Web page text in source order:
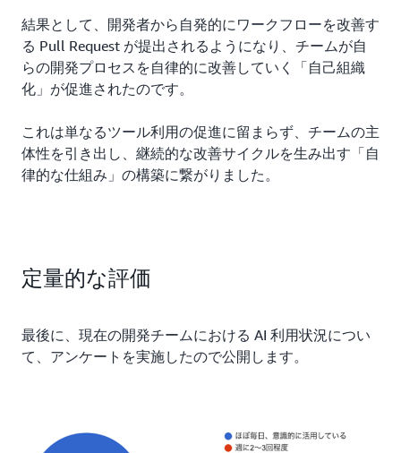
結果として、開発者から自発的にワークフローを改善す
る Pull Request が提出されるようになり、チームが自
らの開発プロセスを自律的に改善していく「自己組織
化」が促進されたのです。
これは単なるツール利用の促進に留まらず、チームの主
体性を引き出し、継続的な改善サイクルを生み出す「自
律的な仕組み」の構築に繋がりました。
定量的な評価
最後に、現在の開発チームにおける AI 利用状況につい
て、アンケートを実施したので公開します。